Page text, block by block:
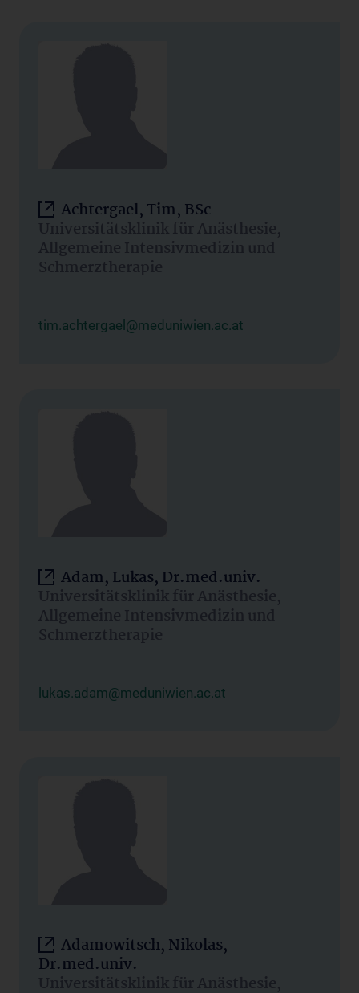
Achtergael, Tim, BSc
Universitätsklinik für Anästhesie,
Allgemeine Intensivmedizin und
Schmerztherapie
tim.achtergael@meduniwien.ac.at
Adam, Lukas, Dr.med.univ.
Universitätsklinik für Anästhesie,
Allgemeine Intensivmedizin und
Schmerztherapie
lukas.adam@meduniwien.ac.at
Adamowitsch, Nikolas,
Dr.med.univ.
Universitätsklinik für Anästhesie,